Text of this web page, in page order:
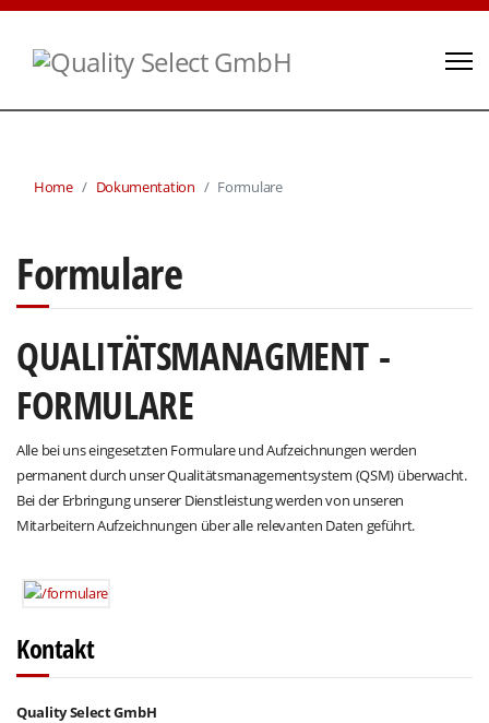
Home Dokumentation Formulare
Formulare
QUALITÄTSMANAGMENT -
FORMULARE
Alle bei uns eingesetzten Formulare und Aufzeichnungen werden
permanent durch unser Qualitätsmanagementsystem (QSM) überwacht.
Bei der Erbringung unserer Dienstleistung werden von unseren
Mitarbeitern Aufzeichnungen über alle relevanten Daten geführt.
Kontakt
Quality Select GmbH